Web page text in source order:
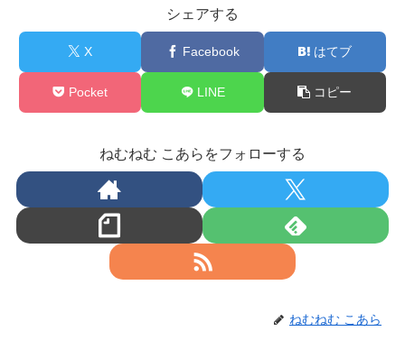
シェアする
X Facebook はてブ
Pocket LINE コピー
ねむねむ こあらをフォローする
ねむねむ こあら